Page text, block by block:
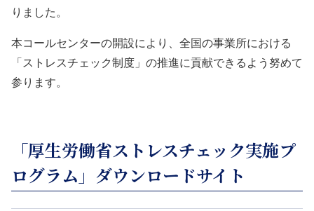
りました。
本コールセンターの開設により、全国の事業所における
「ストレスチェック制度」の推進に貢献できるよう努めて
参ります。
「厚生労働省ストレスチェック実施プ
ログラム」ダウンロードサイト